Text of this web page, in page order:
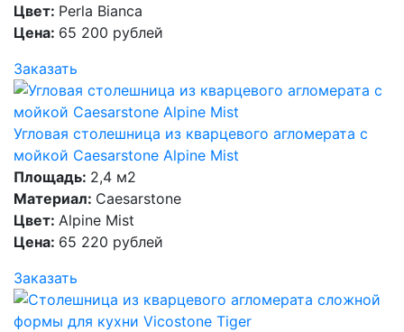
Цвет: Perla Bianca
Цена: 65 200 рублей
Заказать
Угловая столешница из кварцевого агломерата с
мойкой Caesarstone Alpine Mist
Площадь: 2,4 м2
Материал: Caesarstone
Цвет: Alpine Mist
Цена: 65 220 рублей
Заказать